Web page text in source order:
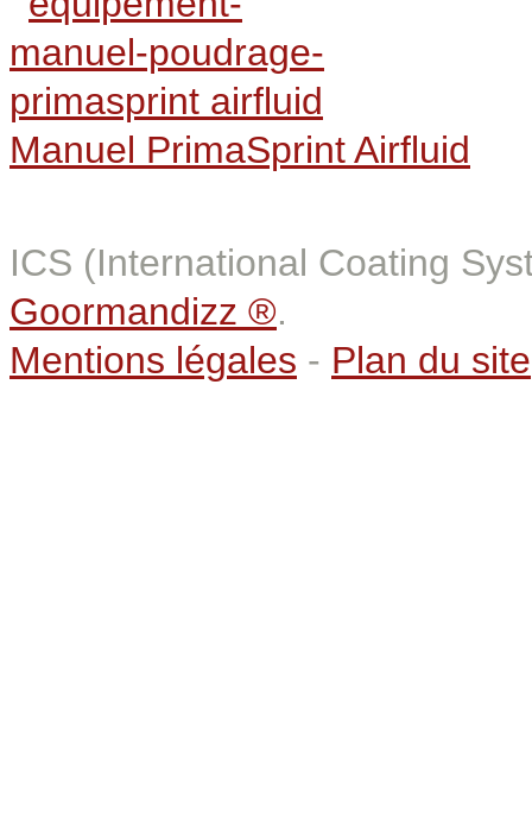
Manuel PrimaSprint Airfluid
ICS (International Coating
Goormandizz ®.
Mentions légales - Plan du site